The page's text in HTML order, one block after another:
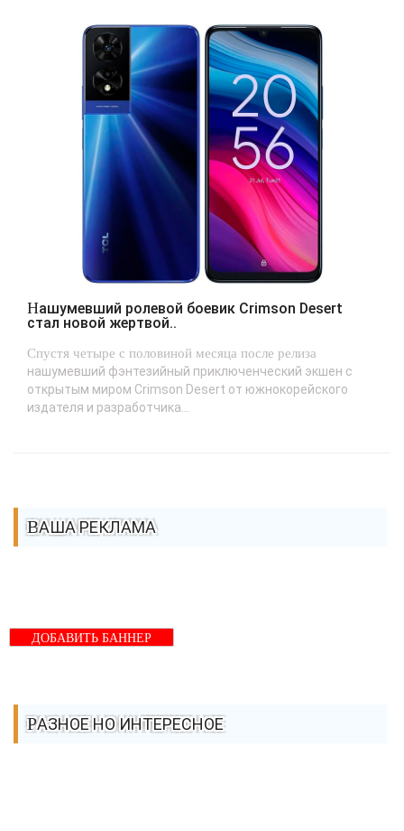
Нашумевший ролевой боевик Crimson Desert
стал новой жертвой..
Спустя четыре с половиной месяца после релиза
нашумевший фэнтезийный приключенческий экшен с
открытым миром Crimson Desert от южнокорейского
издателя и разработчика...
ВАША РЕКЛАМА
ДОБАВИТЬ БАННЕР
РАЗНОЕ НО ИНТЕРЕСНОЕ